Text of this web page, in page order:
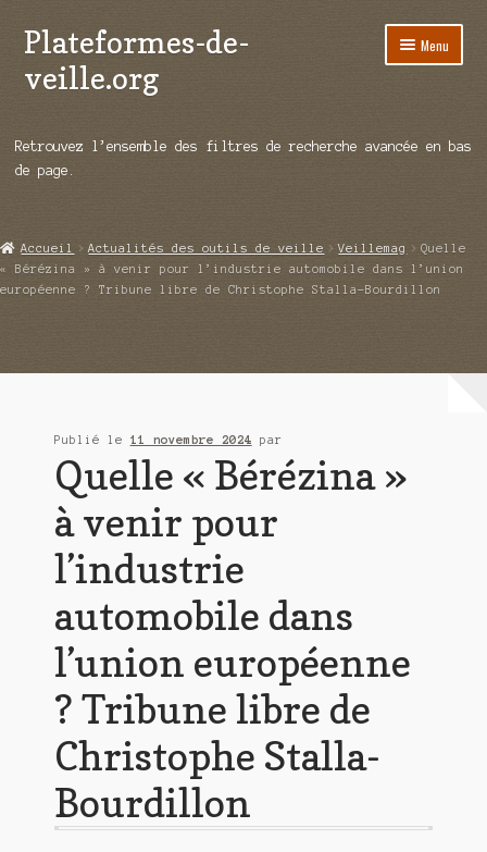
Aller
à
la
Aller
au
contenu
Plateformes-de-
veille.org
Menu
Répertoire d’ouitils
Démos vidéos
Ouvrir
le
Qui sommes-nous ?
Retrouvez l’ensemble des filtres de recherche avancée en bas
de page.
Accueil Actualités des outils de veille Veillemag
Quelle
« Bérézina » à venir pour l’industrie automobile dans l’union
européenne ? Tribune libre de Christophe Stalla-Bourdillon
Publié le 11 novembre 2024 par
Quelle « Bérézina »
à venir pour
l’industrie
automobile dans
l’union européenne
? Tribune libre de
Christophe Stalla-
Bourdillon